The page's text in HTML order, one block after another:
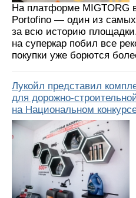
На платформе MIGTORG
Portofino — один из
за всю историю
на суперкар побил все
покупки уже борются
Лукойл представил
для дорожно-
на Национальном